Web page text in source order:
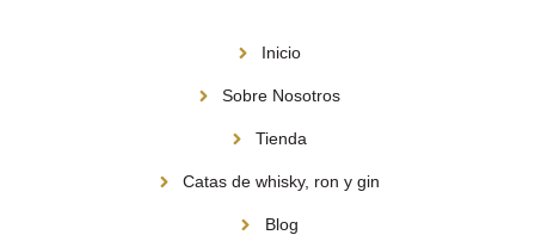
Inicio
Sobre Nosotros
Tienda
Catas de whisky, ron y gin
Blog